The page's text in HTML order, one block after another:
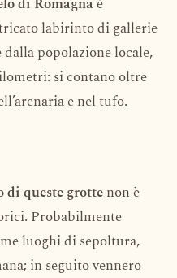
labirinto di gallerie
popolazione locale,
si contano oltre
e nel tufo.
di queste grottenon è
Probabilmente
luoghi di sepoltura,
in seguito vennero